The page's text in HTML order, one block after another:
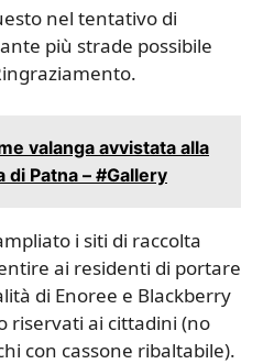
nel tentativo di
più strade possibile
valanga avvistata alla
Patna – #Gallery
i siti di raccolta
ai residenti di portare
di Enoree e Blackberry
riservati ai cittadini (no
con cassone ribaltabile).